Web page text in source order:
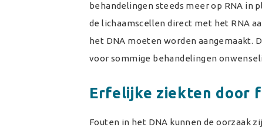
behandelingen steeds meer op RNA in
de lichaamscellen direct met het RNA
het DNA moeten worden aangemaakt.
voor sommige behandelingen
Erfelijke ziekten door
Fouten in het DNA kunnen de oorzaak